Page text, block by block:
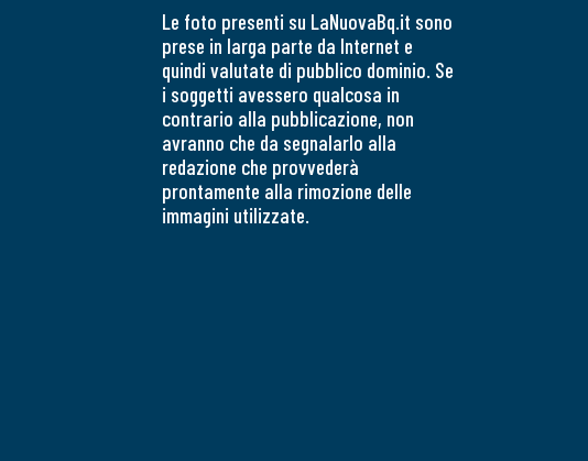
Le foto presenti su LaNuovaBq.it sono
prese in larga parte da Internet e
quindi valutate di pubblico dominio. Se
i soggetti avessero qualcosa in
contrario alla pubblicazione, non
avranno che da segnalarlo alla
redazione che provvederà
prontamente alla rimozione delle
immagini utilizzate.